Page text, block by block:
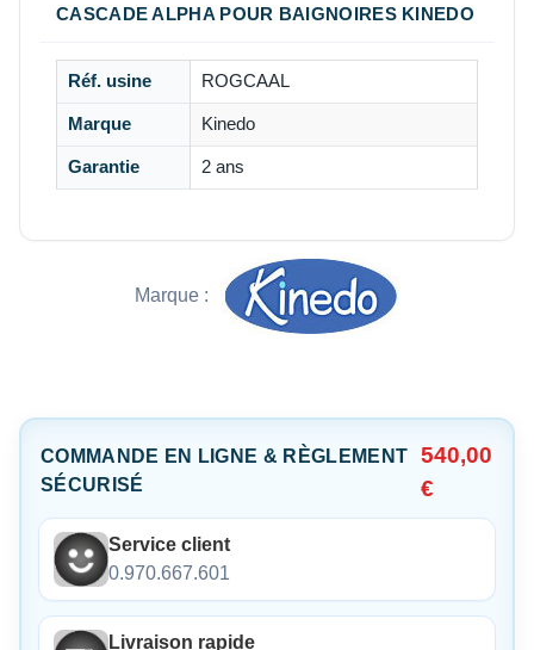
CASCADE ALPHA POUR BAIGNOIRES KINEDO
Réf. usine ROGCAAL
Marque Kinedo
Garantie 2 ans
Marque :
COMMANDE EN LIGNE & RÈGLEMENT
SÉCURISÉ
540,00
€
Service client
0.970.667.601
Livraison rapide